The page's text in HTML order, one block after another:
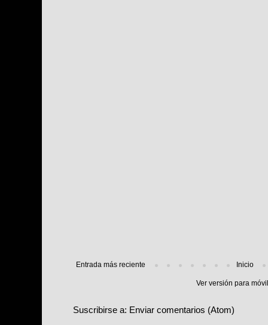
Entrada más reciente Inicio
Ver versión para
Suscribirse a: Enviar comentarios (Atom)